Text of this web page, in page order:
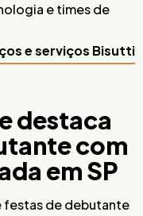
e times de
e serviços Bisutti
destaca
com
em SP
festas de debutante